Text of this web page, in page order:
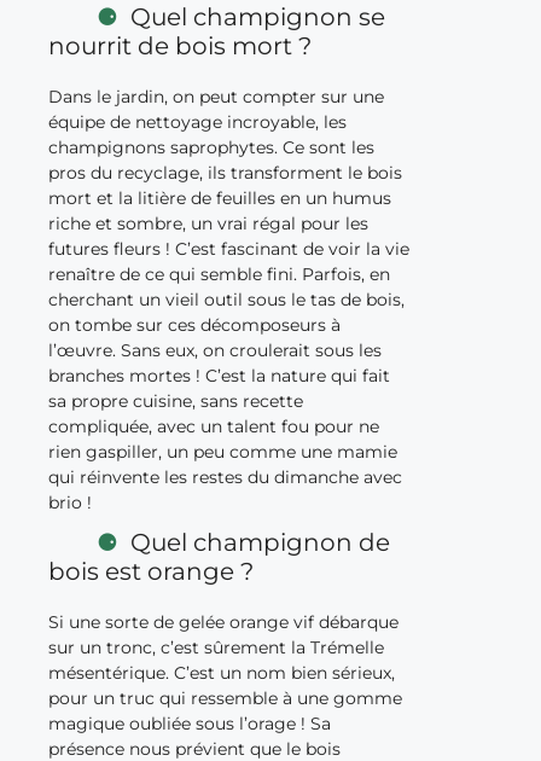
Quel champignon se
nourrit de bois mort ?
Dans le jardin, on peut compter sur une
équipe de nettoyage incroyable, les
champignons saprophytes. Ce sont les
pros du recyclage, ils transforment le bois
mort et la litière de feuilles en un humus
riche et sombre, un vrai régal pour les
futures fleurs ! C’est fascinant de voir la vie
renaître de ce qui semble fini. Parfois, en
cherchant un vieil outil sous le tas de bois,
on tombe sur ces décomposeurs à
l’œuvre. Sans eux, on croulerait sous les
branches mortes ! C’est la nature qui fait
sa propre cuisine, sans recette
compliquée, avec un talent fou pour ne
rien gaspiller, un peu comme une mamie
qui réinvente les restes du dimanche avec
brio !
Quel champignon de
bois est orange ?
Si une sorte de gelée orange vif débarque
sur un tronc, c’est sûrement la Trémelle
mésentérique. C’est un nom bien sérieux,
pour un truc qui ressemble à une gomme
magique oubliée sous l’orage ! Sa
présence nous prévient que le bois